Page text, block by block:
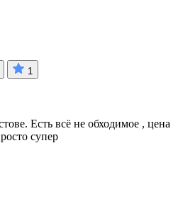
1
Есть всё не обходимое , цена
супер